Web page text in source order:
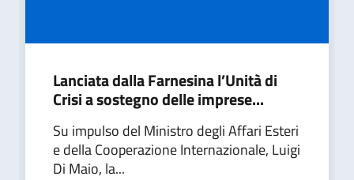
Lanciata dalla Farnesina l’Unità di
Crisi a sostegno delle imprese...
Su impulso del Ministro degli Affari Esteri
e della Cooperazione Internazionale, Luigi
Di Maio, la...